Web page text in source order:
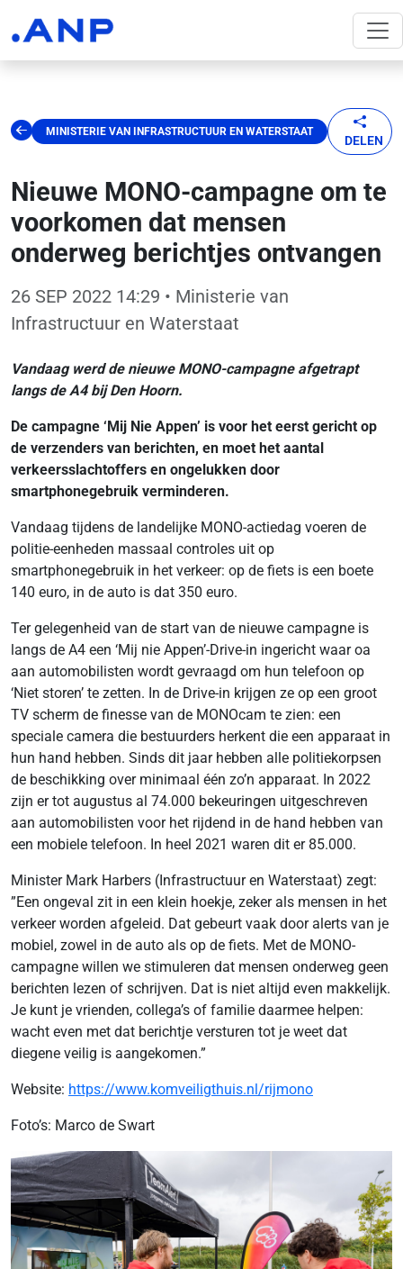
MINISTERIE VAN INFRASTRUCTUUR EN WATERSTAAT
DELEN
Nieuwe MONO-campagne om te
voorkomen dat mensen
onderweg berichtjes ontvangen
26 SEP 2022 14:29 • Ministerie van
Infrastructuur en Waterstaat
Vandaag werd de nieuwe MONO-campagne afgetrapt
langs de A4 bij Den Hoorn.
De campagne ‘Mij Nie Appen’ is voor het eerst gericht op
de verzenders van berichten, en moet het aantal
verkeersslachtoffers en ongelukken door
smartphonegebruik verminderen.
Vandaag tijdens de landelijke MONO-actiedag voeren de
politie-eenheden massaal controles uit op
smartphonegebruik in het verkeer: op de fiets is een boete
140 euro, in de auto is dat 350 euro.
Ter gelegenheid van de start van de nieuwe campagne is
langs de A4 een ‘Mij nie Appen’-Drive-in ingericht waar oa
aan automobilisten wordt gevraagd om hun telefoon op
‘Niet storen’ te zetten. In de Drive-in krijgen ze op een groot
TV scherm de finesse van de MONOcam te zien: een
speciale camera die bestuurders herkent die een apparaat in
hun hand hebben. Sinds dit jaar hebben alle politiekorpsen
de beschikking over minimaal één zo’n apparaat. In 2022
zijn er tot augustus al 74.000 bekeuringen uitgeschreven
aan automobilisten voor het rijdend in de hand hebben van
een mobiele telefoon. In heel 2021 waren dit er 85.000.
Minister Mark Harbers (Infrastructuur en Waterstaat) zegt:
”Een ongeval zit in een klein hoekje, zeker als mensen in het
verkeer worden afgeleid. Dat gebeurt vaak door alerts van je
mobiel, zowel in de auto als op de fiets. Met de MONO-
campagne willen we stimuleren dat mensen onderweg geen
berichten lezen of schrijven. Dat is niet altijd even makkelijk.
Je kunt je vrienden, collega’s of familie daarmee helpen:
wacht even met dat berichtje versturen tot je weet dat
diegene veilig is aangekomen.”
Website: https://www.komveiligthuis.nl/rijmono
Foto’s: Marco de Swart